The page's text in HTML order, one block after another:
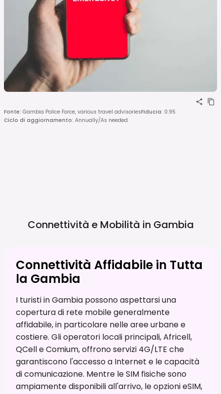
Fonte: Gambia Police Force, various travel advisoriesFiducia: 0.95
Ciclo di aggiornamento: Annually/As needed
Connettività e Mobilità in Gambia
Connettività Affidabile in Tutta
la Gambia
I turisti in Gambia possono aspettarsi una
copertura di rete mobile generalmente
affidabile, in particolare nelle aree urbane e
costiere. Gli operatori locali principali, Africell,
QCell e Comium, offrono servizi 4G/LTE che
garantiscono l'accesso a Internet e le capacità
di comunicazione. Mentre le SIM fisiche sono
ampiamente disponibili all'arrivo, le opzioni eSIM,